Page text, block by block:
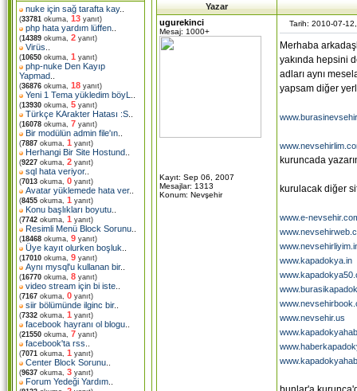
nuke için sağ tarafta kay..
(33781 okuma, 13 yanıt)
php hata yardım lüffen
(14389 okuma, 2 yanıt)
Virüs
(10650 okuma, 1 yanıt)
php-nuke Den Kayıp
Yapmad
(36876 okuma, 18 yanıt)
Yeni 1 Tema yükledim böyL
(13930 okuma, 5 yanıt)
Türkçe KArakter Hatası :S
(16078 okuma, 7 yanıt)
Bir modülün admin file'ın
(7887 okuma, 1 yanıt)
Herhangi Bir Site Hostund
(9227 okuma, 2 yanıt)
sql hata veriyor..
(7013 okuma, 0 yanıt)
Avatar yüklemede hata ver..
(8455 okuma, 1 yanıt)
Konu başlıkları boyutu
(7742 okuma, 1 yanıt)
Resimli Menü Block Sorunu
(18468 okuma, 9 yanıt)
Üye kayıt olurken boşluk
(17010 okuma, 9 yanıt)
Aynı mysql'u kullanan bir..
(16770 okuma, 8 yanıt)
video stream için bi iste
(7167 okuma, 0 yanıt)
siir bölümünde ilginc bir..
(7332 okuma, 1 yanıt)
facebook hayranı ol blogu
(21550 okuma, 7 yanıt)
facebook'ta rss
(7071 okuma, 1 yanıt)
Center Block Sorunu
(9637 okuma, 3 yanıt)
Forum Yedeği Yardım
Yazar
ugurekinci
Mesaj: 1000+
Kayıt: Sep 06, 2007
Mesajlar: 1313
Konum: Nevşehir
Tarih: 2010-07-
Merhaba
yakında hepsini
adları aynı
yapsam diğer
kuruncada
kurulacak diğer
www.e-
www.kapadokya.in
www.nevsehir.us